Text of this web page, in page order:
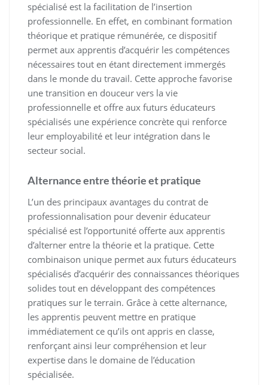
spécialisé est la facilitation de l’insertion
professionnelle. En effet, en combinant formation
théorique et pratique rémunérée, ce dispositif
permet aux apprentis d’acquérir les compétences
nécessaires tout en étant directement immergés
dans le monde du travail. Cette approche favorise
une transition en douceur vers la vie
professionnelle et offre aux futurs éducateurs
spécialisés une expérience concrète qui renforce
leur employabilité et leur intégration dans le
secteur social.
Alternance entre théorie et pratique
L’un des principaux avantages du contrat de
professionnalisation pour devenir éducateur
spécialisé est l’opportunité offerte aux apprentis
d’alterner entre la théorie et la pratique. Cette
combinaison unique permet aux futurs éducateurs
spécialisés d’acquérir des connaissances théoriques
solides tout en développant des compétences
pratiques sur le terrain. Grâce à cette alternance,
les apprentis peuvent mettre en pratique
immédiatement ce qu’ils ont appris en classe,
renforçant ainsi leur compréhension et leur
expertise dans le domaine de l’éducation
spécialisée.